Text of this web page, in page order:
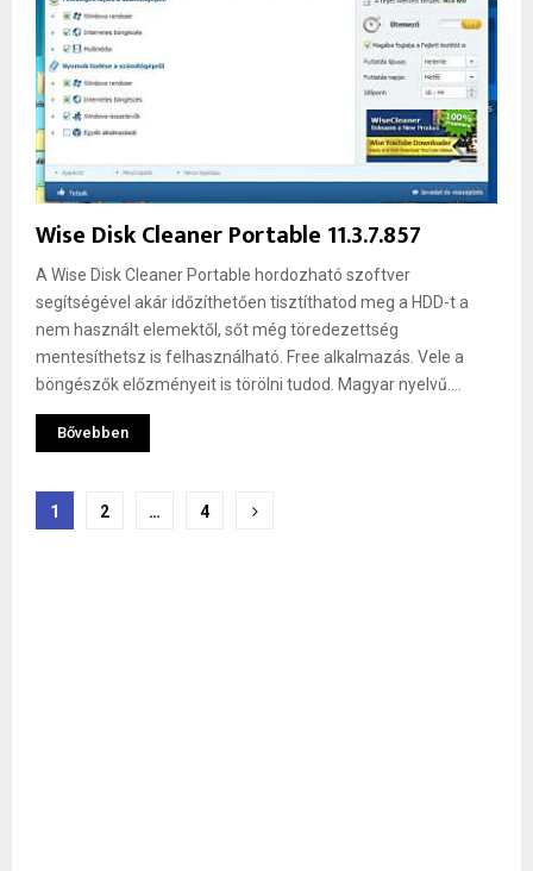
Wise Disk Cleaner Portable 11.3.7.857
A Wise Disk Cleaner Portable hordozható szoftver
segítségével akár időzíthetően tisztíthatod meg a HDD-t a
nem használt elemektől, sőt még töredezettség
mentesíthetsz is felhasználható. Free alkalmazás. Vele a
böngészők előzményeit is törölni tudod. Magyar nyelvű....
Bővebben
Bejegyzések
1 2 … 4